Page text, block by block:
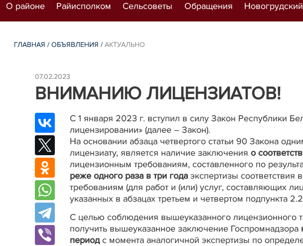
О районе Райисполком Сельсоветы Обращения
ГЛАВНАЯ /ОБЪЯВЛЕНИЯ /АКТУАЛЬНО
07.02.2023
ВНИМАНИЮ ЛИЦЕНЗИАТОВ!
С 1 января 2023 г. вступил в силу Закон Республики
лицензировании» (далее – Закон).
На основании абзаца четвертого статьи 90 Закона
лицензиату, является наличие заключения о
лицензионным требованиям, составленного по
реже одного раза в три года экспертизы
требованиям (для работ и (или) услуг, составляющих
указанных в абзацах третьем и четвертом подпункта
С целью соблюдения вышеуказанного лицензионного
получить вышеуказанное заключение Госпромнадзора
периодс момента аналогичной экспертизы по